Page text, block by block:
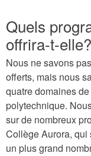
Quels
offrira-t-elle?
Nous ne savons
offerts, mais nous
quatre domaines
polytechnique.
sur de nombreux
Collège Aurora, qui
un plus grand